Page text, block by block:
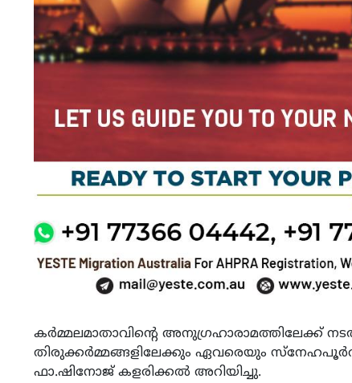
കർമ്മലമാതാവിന്റെ അനുഗ്രഹാരാമത്തിലേക്ക്
തിരുക്കർമ്മങ്ങളിലേക്കും ഏവരെയും
ഫാ.ഷിനോജ് കളരിക്കൽ അറിയിച്ചു.